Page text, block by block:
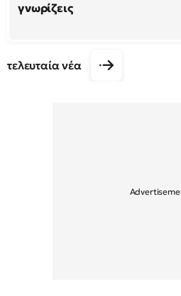
γνωρίζεις
τελευταία νέα